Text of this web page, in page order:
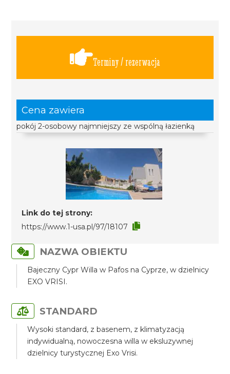
Terminy / rezerwacja
Cena zawiera
pokój 2-osobowy najmniejszy ze wspólną łazienką
Link do tej strony:
https://www.1-usa.pl/97/18107
NAZWA OBIEKTU
Bajeczny Cypr Willa w Pafos na Cyprze, w dzielnicy
EXO VRISI.
STANDARD
Wysoki standard, z basenem, z klimatyzacją
indywidualną, nowoczesna willa w eksluzywnej
dzielnicy turystycznej Exo Vrisi.